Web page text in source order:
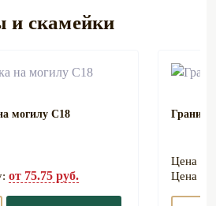
и скамейки
могилу С18
от 75.75 руб.